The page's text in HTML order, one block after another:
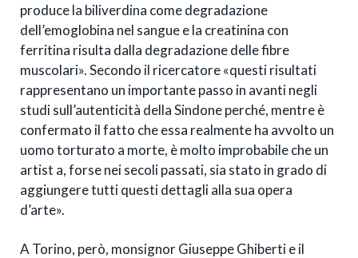
produce la biliverdina come degradazione
dell’emoglobina nel sangue e la creatinina con
ferritina risulta dalla degradazione delle fibre
muscolari». Secondo il ricercatore «questi risultati
rappresentano un importante passo in avanti negli
studi sull’autenticità della Sindone perché, mentre è
confermato il fatto che essa realmenteha avvolto un
uomo torturato a morte, è molto improbabile che un
artist a, forse nei secoli passati, sia stato in grado di
aggiungere tutti questi dettagli alla sua opera
d’arte».
A Torino, però, monsignor Giuseppe Ghiberti e il